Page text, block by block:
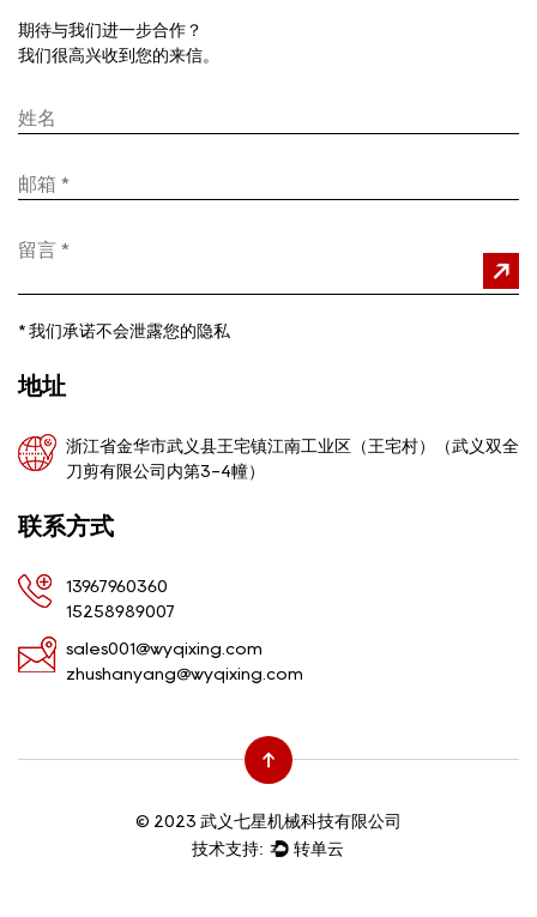
期待与我们进一步合作？
我们很高兴收到您的来信。
* 我们承诺不会泄露您的隐私
地址
浙江省金华市武义县王宅镇江南工业区（王宅村）（武义双全
刀剪有限公司内第3-4幢）
联系方式
13967960360
15258989007
sales001@wyqixing.com
zhushanyang@wyqixing.com
© 2023 武义七星机械科技有限公司